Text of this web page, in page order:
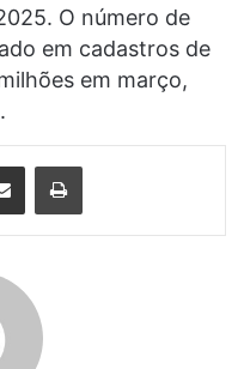
O número de
em cadastros de
em março,
Compartilhar via e-mail Imprimir